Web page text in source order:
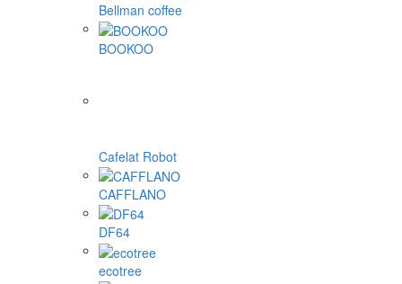
Bellman coffee
BOOKOO
Cafelat Robot
CAFFLANO
DF64
ecotree